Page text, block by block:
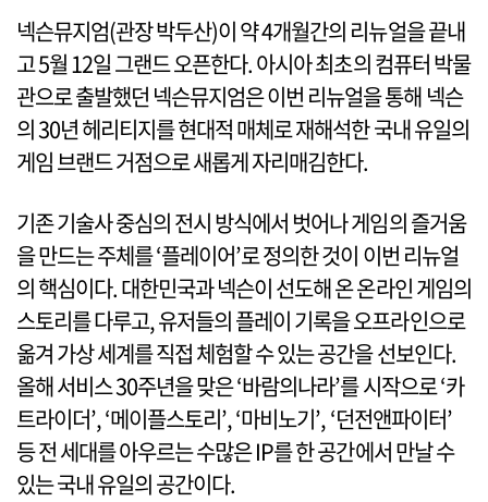
넥슨뮤지엄(관장 박두산)이 약 4개월간의 리뉴얼을 끝내
고 5월 12일 그랜드 오픈한다. 아시아 최초의 컴퓨터 박물
관으로 출발했던 넥슨뮤지엄은 이번 리뉴얼을 통해 넥슨
의 30년 헤리티지를 현대적 매체로 재해석한 국내 유일의
게임 브랜드 거점으로 새롭게 자리매김한다.
기존 기술사 중심의 전시 방식에서 벗어나 게임의 즐거움
을 만드는 주체를 ‘플레이어’로 정의한 것이 이번 리뉴얼
의 핵심이다. 대한민국과 넥슨이 선도해 온 온라인 게임의
스토리를 다루고, 유저들의 플레이 기록을 오프라인으로
옮겨 가상 세계를 직접 체험할 수 있는 공간을 선보인다.
올해 서비스 30주년을 맞은 ‘바람의나라’를 시작으로 ‘카
트라이더’, ‘메이플스토리’, ‘마비노기’, ‘던전앤파이터’
등 전 세대를 아우르는 수많은 IP를 한 공간에서 만날 수
있는 국내 유일의 공간이다.